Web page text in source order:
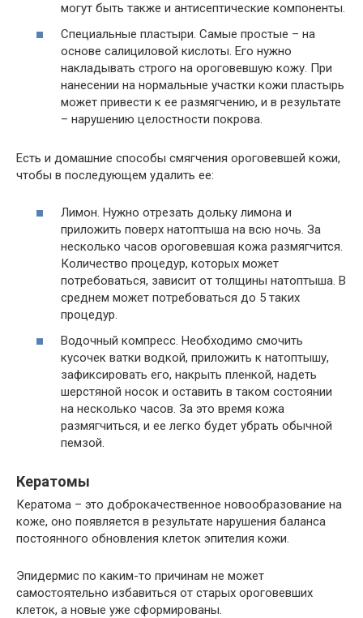
могут быть также и антисептические компоненты.
Специальные пластыри. Самые простые – на
основе салициловой кислоты. Его нужно
накладывать строго на ороговевшую кожу. При
нанесении на нормальные участки кожи пластырь
может привести к ее размягчению, и в результате
– нарушению целостности покрова.
Есть и домашние способы смягчения ороговевшей кожи,
чтобы в последующем удалить ее:
Лимон. Нужно отрезать дольку лимона и
приложить поверх натоптыша на всю ночь. За
несколько часов ороговевшая кожа размягчится.
Количество процедур, которых может
потребоваться, зависит от толщины натоптыша. В
среднем может потребоваться до 5 таких
процедур.
Водочный компресс. Необходимо смочить
кусочек ватки водкой, приложить к натоптышу,
зафиксировать его, накрыть пленкой, надеть
шерстяной носок и оставить в таком состоянии
на несколько часов. За это время кожа
размягчиться, и ее легко будет убрать обычной
пемзой.
Кератомы
Кератома – это доброкачественное новообразование на
коже, оно появляется в результате нарушения баланса
постоянного обновления клеток эпителия кожи.
Эпидермис по каким-то причинам не может
самостоятельно избавиться от старых ороговевших
клеток, а новые уже сформированы.